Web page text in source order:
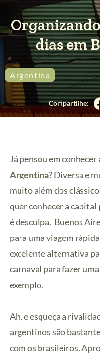
dias em
Argentina
Já pensou em
Argentina? Diversa e
muito além dos
quer conhecer a
é desculpa. Buenos
para uma viagem
excelente alternativa
carnaval para fazer
exemplo.
Ah, e esqueça a
argentinos são
com os brasileiros.